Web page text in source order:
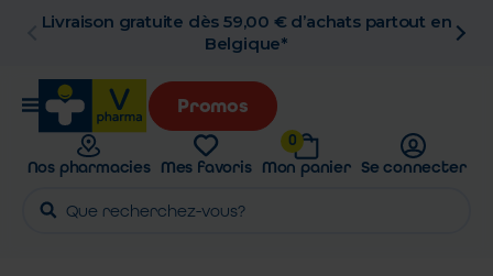
€ d’achats partout en
Retrait en
Promos
Nos pharmacies Mes favoris
0
Mon panier Se connecter